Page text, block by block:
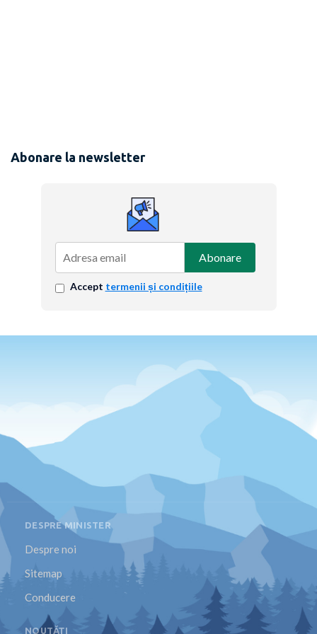
Abonare la newsletter
Abonare
Accept termenii și condițiile
DESPRE MINISTER
Despre noi
Sitemap
Conducere
NOUTĂȚI